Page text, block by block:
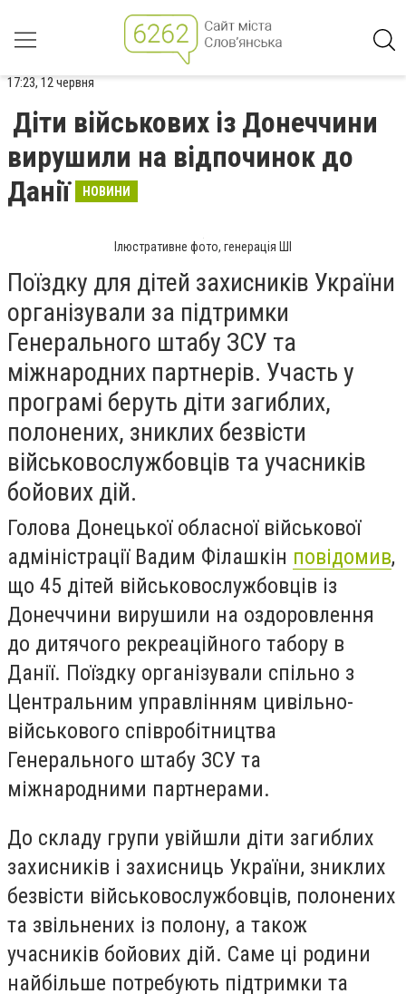
17:23, 12 червня
Діти військових із Донеччини
вирушили на відпочинок до
Данії
НОВИНИ
Ілюстративне фото, генерація ШІ
Поїздку для дітей захисників України
організували за підтримки
Генерального штабу ЗСУ та
міжнародних партнерів. Участь у
програмі беруть діти загиблих,
полонених, зниклих безвісти
військовослужбовців та учасників
бойових дій.
Голова Донецької обласної військової
адміністрації Вадим Філашкін повідомив,
що 45 дітей військовослужбовців із
Донеччини вирушили на оздоровлення
до дитячого рекреаційного табору в
Данії. Поїздку організували спільно з
Центральним управлінням цивільно-
військового співробітництва
Генерального штабу ЗСУ та
міжнародними партнерами.
До складу групи увійшли діти загиблих
захисників і захисниць України, зниклих
безвісти військовослужбовців, полонених
та звільнених із полону, а також
учасників бойових дій. Саме ці родини
найбільше потребують підтримки та